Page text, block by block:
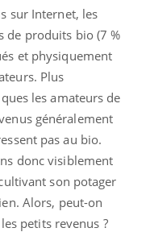
sur Internet, les
de produits bio (7 %
et physiquement
Plus
les amateurs de
généralement
pas au bio.
donc visiblement
son potager
Alors, peut-on
petits revenus ?